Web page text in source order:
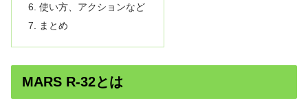
使い方、アクションなど
まとめ
MARS R-32とは